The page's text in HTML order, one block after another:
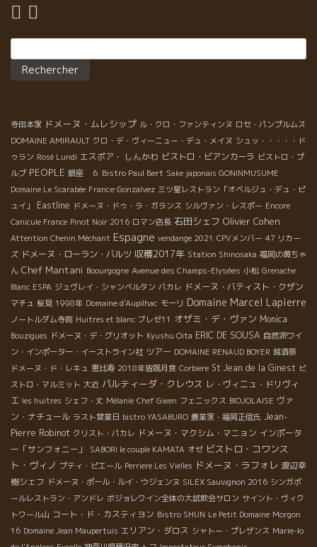
寺田本家 ドメーヌ・ムレシップ ル・クロ・ファンティンヌ ロセ・パンプルムス
DOMAINE AMIRAULT クロ・デ・ヴィーニュー・デュ・メイヌ シュッ・・・・・ド
ゥラン Rosé Lundi エスポア・ しんかわ ビストロ・ビアンカーラ ビストロ・プ
ルプ PEOPLE 銀座 ６ Bistro Paul Bert Sake japonais GONINMUSUME
Domaine Le Scarabée France Gonzalvez 三ツ星レストラン「オベルジュ・デュ・ピ
ュイ」
Eastline ドメーヌ・ドゥ・ラ・ガランス シルヴァン・レスポー Encore
Canicule France Pinot Noir 2016 ロマン店長 石田シェフ Olivier Cohen
Attention Chenin Méchant Espagne vendange 2021 CPVメンバー 47 リカー
ズ ドメーヌ・ローラン・バルツ 収穫2017年 Station Shinosaka 福岡の黄ちゃ
ん Chef Mantani Boourgogne Avenue des Champs-Elysées 小松 Grenache
Blanc ESPA ジュヴレイ・シャンベルタン パカレ ドメーヌ・バティスト・クザン
マチュ 桜見 1998年 Domaine d'Aupilhac モーリ Domaine Marcel Lapierre
ノートルダム寺院 Huitres et blanc ブレゼ11 オザミ・デ・ヴァン Monica
Bouzigues ドメーヌ・デ・グリオット Kyushu Oita ERIC DE SOUSA 自然派ワイ
ン・インポーター・イーストライン社 ツアー DOMAINE RENAUD BOYER 銘酒祭
ドメーヌ・ド・レキュ 恵比寿 2018年皆既月食 Corbiere St Jean de la Ginest ビ
ストロ・マルミット 大近 パルティーダ・クレウス レ・ヴィニュ・ドリヴィ
エ les huitres シェフ・丈 Mélanie Chef Gwen フェニックス BIOJOLAISE ヴァ
ン・ナチュール ラスト営業日 bistro YASABURO 農業家・福岡正信氏 Jean-
Pierre Robinot クリスト・パカレ ドメーヌ・マクシム・マニョン インポータ
ー「サンフォニー」
SABORI le couple KAMATA オゼ ビストロ・コワンス
ト・ヴィノ プティ・ピエール Perriere Les Vielles ドメーヌ・ラフォレ 渡辺幸
樹シェフ ドメーヌ・ポール・ルイ・ウジェンヌ SILEX Sauvignon 2016 シンガポ
ールレストラン・アンドレ ボジョレワイン全体の大試飲会サロン サイント・ヴィク
トワール山 コート・ド・カスティヨン Bistro SHUN Le Petit Domaine Morgon
16 Domaine Jean Maupertuis エリアン・ダロス シャトー・プレザンス Marie-lo